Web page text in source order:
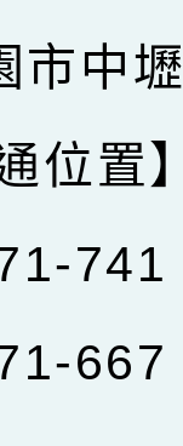
市中
位置
741
667